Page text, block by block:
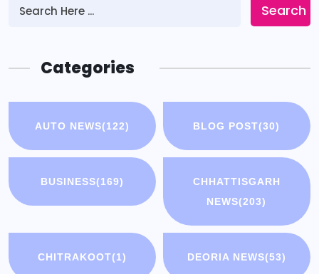
Search
Categories
AUTO NEWS(122) BLOG POST(30)
BUSINESS(169)
CHHATTISGARH
NEWS(203)
CHITRAKOOT(1) DEORIA NEWS(53)